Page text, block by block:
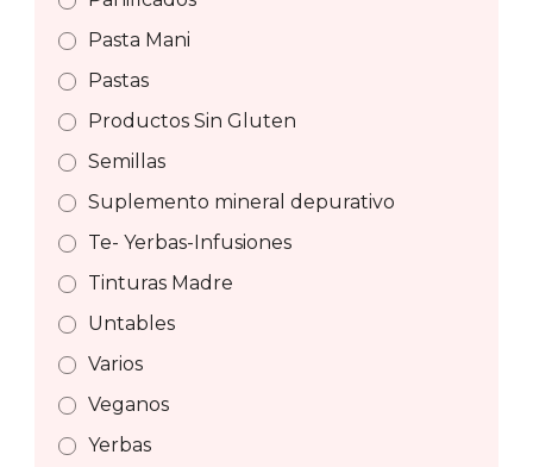
Pasta Mani
Pastas
Productos Sin Gluten
Semillas
Suplemento mineral depurativo
Te- Yerbas-Infusiones
Tinturas Madre
Untables
Varios
Veganos
Yerbas